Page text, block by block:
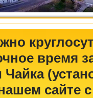
время
Чайка
сайте